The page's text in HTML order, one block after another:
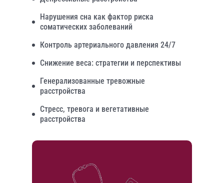
Нарушения сна как фактор риска
соматических заболеваний
Контроль артериального давления 24/7
Снижение веса: стратегии и перспективы
Генерализованные тревожные
расстройства
Стресс, тревога и вегетативные
расстройства